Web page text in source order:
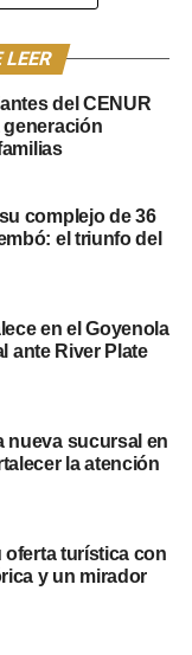
TACUAREMBÓ
LEER
del CENUR
generación
complejo de 36
el triunfo del
en el Goyenola
ante River Plate
nueva sucursal en
la atención
oferta turística con
y un mirador